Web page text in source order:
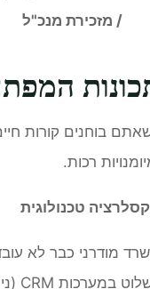
/ מזכירת מנכ"ל
בוחנים קורות
רכות.
טכנולוגית
מודרני כבר לא